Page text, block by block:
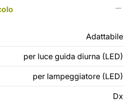
Adattabile
per luce guida diurna (LED)
per lampeggiatore (LED)
Dx